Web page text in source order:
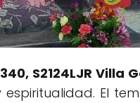
S2124LJR Villa
El